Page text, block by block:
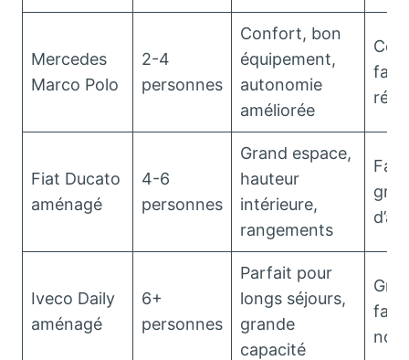
Mercedes
Marco Polo
2-4
personnes
Confort, bon
équipement,
autonomie
améliorée
Fiat Ducato
aménagé
4-6
personnes
Grand espace,
hauteur
intérieure,
rangements
Iveco Daily
aménagé
6+
personnes
Parfait pour
longs séjours,
grande
capacité